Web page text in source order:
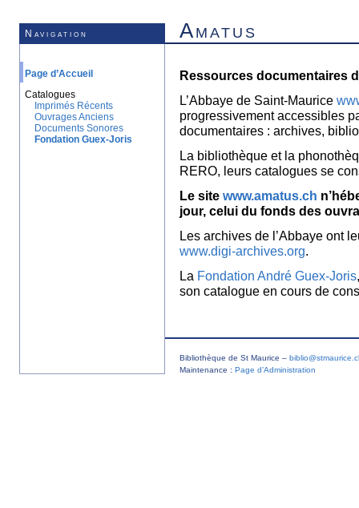
Navigation Amatus
Page d’Accueil
Catalogues
Imprimés Récents
Ouvrages Anciens
Documents Sonores
Fondation Guex-Joris
Ressources documentaires
L’Abbaye de Saint-Maurice
progressivement accessibles
documentaires : archives,
La bibliothèque et la
RERO, leurs catalogues se
Le site www.amatus.ch
jour, celui du fonds des
Les archives de l’Abbaye ont
www.digi-archives.org.
La Fondation André Guex-Joris
son catalogue en cours de
Bibliothèque de St Maurice –
Maintenance : Page d’Administration